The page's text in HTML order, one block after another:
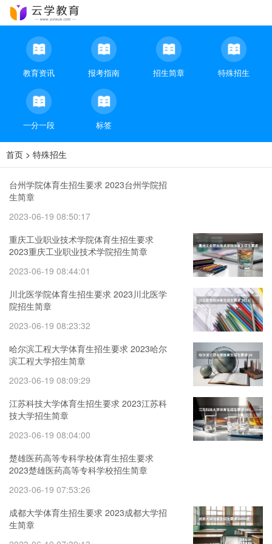
教育资讯 报考指南 招生简章 特殊招生
一分一段 标签
首页 > 特殊招生
台州学院体育生招生要求 2023台州学院招
生简章
2023-06-19 08:50:17
重庆工业职业技术学院体育生招生要求
2023重庆工业职业技术学院招生简章
2023-06-19 08:44:01
川北医学院体育生招生要求 2023川北医学
院招生简章
2023-06-19 08:23:32
哈尔滨工程大学体育生招生要求 2023哈尔
滨工程大学招生简章
2023-06-19 08:09:29
江苏科技大学体育生招生要求 2023江苏科
技大学招生简章
2023-06-19 08:04:00
楚雄医药高等专科学校体育生招生要求
2023楚雄医药高等专科学校招生简章
2023-06-19 07:53:26
成都大学体育生招生要求 2023成都大学招
生简章